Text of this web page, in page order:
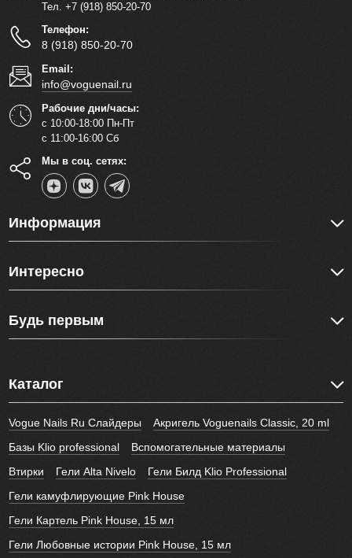
Тел. +7 (918) 850-20-70
Телефон:
8 (918) 850-20-70
Email:
info@voguenail.ru
Рабочие дни/часы:
с 10:00-18:00 Пн-Пт
с 11:00-16:00 Сб
Мы в соц. сетях:
Информация
Интересно
Будь первым
Каталог
Vogue Nails Ru Слайдеры
Акригель Voguenails Classic, 20 ml
Базы Klio professional
Вспомогательные материалы
Втирки
Гели Alta Nivelo
Гели Билд Klio Professional
Гели камуфлирующие Pink House
Гели Картель Pink House, 15 мл
Гели Любовные истории Pink House, 15 мл